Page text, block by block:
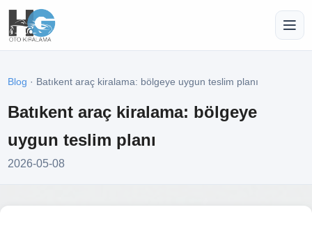
Blog · Batıkent araç kiralama: bölgeye uygun teslim planı
Batıkent araç kiralama: bölgeye
uygun teslim planı
2026-05-08